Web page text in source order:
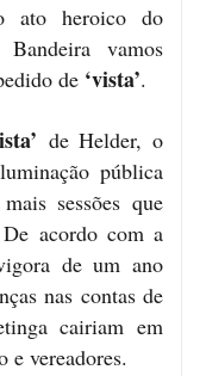
ato heroico do
vamos
de ‘vista’.
de Helder, o
pública
sessões que
acordo com a
de um ano
nas contas de
cairiam em
e vereadores.